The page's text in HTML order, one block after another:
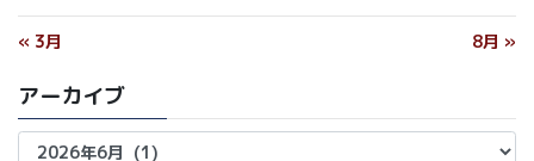
« 3月 8月 »
アーカイブ
ア